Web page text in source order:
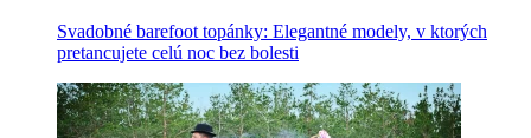
Svadobné barefoot topánky: Elegantné modely, v ktorých
pretancujete celú noc bez bolesti